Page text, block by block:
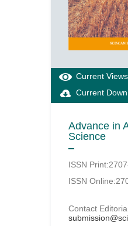
Current
Current
Advance in
Science
ISSN
ISSN
Contact